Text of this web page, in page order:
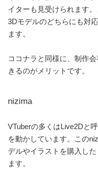
イターも見受けられます
3Dモデルのどちらにも対
ます。
ココナラと同様に、制作
きるのがメリットです。
nizima
VTuberの多くはLive2Dと
を動かしています。この
デルやイラストを購入し
ます。